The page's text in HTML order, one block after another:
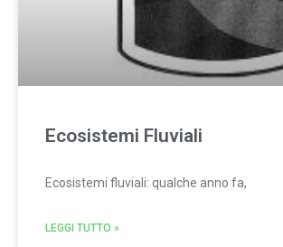
Ecosistemi Fluviali
Ecosistemi fluviali: qualche anno fa,
LEGGI TUTTO »